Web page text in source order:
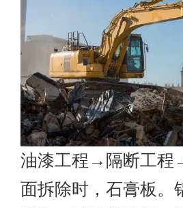
油漆工程→隔断工程
面拆除时，石膏板。